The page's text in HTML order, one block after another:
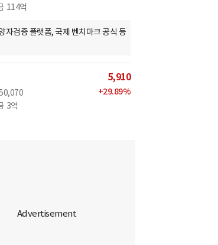
114억
자검증 플랫폼, 국제 벤치마크 공식 등
3억
5,910
+29.89%